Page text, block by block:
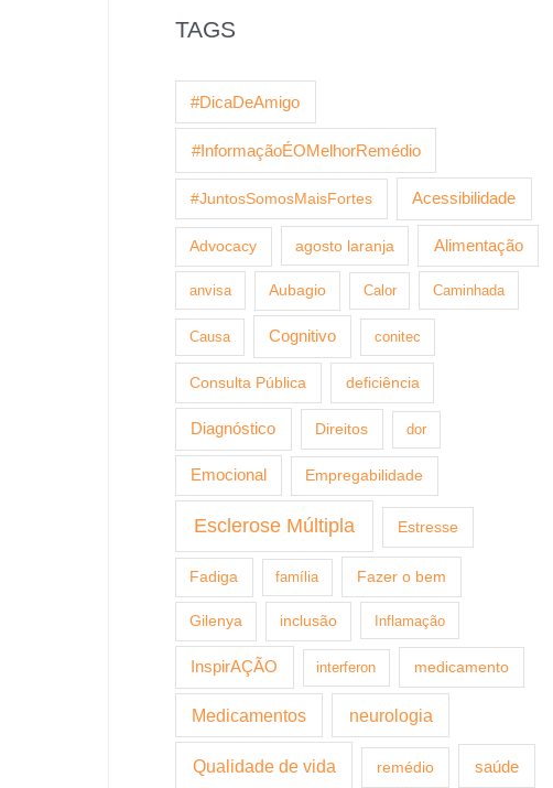
TAGS
#DicaDeAmigo
#InformaçãoÉOMelhorRemédio
#JuntosSomosMaisFortes Acessibilidade
Advocacy agosto laranja Alimentação
anvisa Aubagio Calor Caminhada
Causa Cognitivo conitec
Consulta Pública deficiência
Diagnóstico Direitos dor
Emocional Empregabilidade
Esclerose Múltipla Estresse
Fadiga família Fazer o bem
Gilenya inclusão Inflamação
InspirAÇÃO interferon medicamento
Medicamentos neurologia
Qualidade de vida remédio saúde